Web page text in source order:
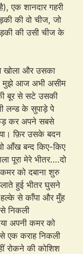
एक शानदार गहरी
की वो चीज, जो
की उसी चीज के
खोला और उसका
मुझे आज अभी असीम
बूर से सटे उसकी
लन्ड के सुपाड़े पे
कर अपने सबसे
फ़िर उसके बदन
आँख बन्द किए-किए
पूरा मेरे भीतर….दो
को दबाना शुरु
हुई भीतर घुसने
से काँपा और मुँह
निकली
अपनी कमर को
एक कराह निकली
रोकने की कोशिश